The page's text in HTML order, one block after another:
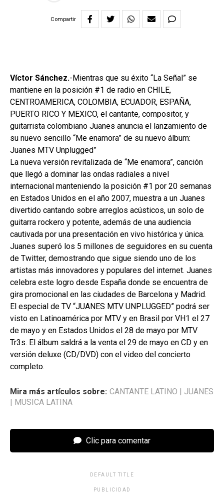
Compartir
Víctor Sánchez.-Mientras que su éxito “La Señal” se
mantiene en la posición #1 de radio en CHILE,
CENTROAMERICA, COLOMBIA, ECUADOR, ESPAÑA,
PUERTO RICO Y MEXICO, el cantante, compositor, y
guitarrista colombiano Juanes anuncia el lanzamiento de
su nuevo sencillo “Me enamora” de su nuevo álbum:
Juanes MTV Unplugged”
La nueva versión revitalizada de “Me enamora”, canción
que llegó a dominar las ondas radiales a nivel
internacional manteniendo la posición #1 por 20 semanas
en Estados Unidos en el año 2007, muestra a un Juanes
divertido cantando sobre arreglos acústicos, un solo de
guitarra rockero y potente, además de una audiencia
cautivada por una presentación en vivo histórica y única.
Juanes superó los 5 millones de seguidores en su cuenta
de Twitter, demostrando que sigue siendo uno de los
artistas más innovadores y populares del internet. Juanes
celebra este logro desde España donde se encuentra de
gira promocional en las ciudades de Barcelona y Madrid.
El especial de TV “JUANES MTV UNPLUGGED” podrá ser
visto en Latinoamérica por MTV y en Brasil por VH1 el 27
de mayo y en Estados Unidos el 28 de mayo por MTV
Tr3s. El álbum saldrá a la venta el 29 de mayo en CD y en
versión deluxe (CD/DVD) con el video del concierto
completo.
Mira más artículos sobre: CANTANTE LATINO
JUANES
MUSICA LATINA
Clic para comentar
DEFAULT TITLE
PUBLICIDAD